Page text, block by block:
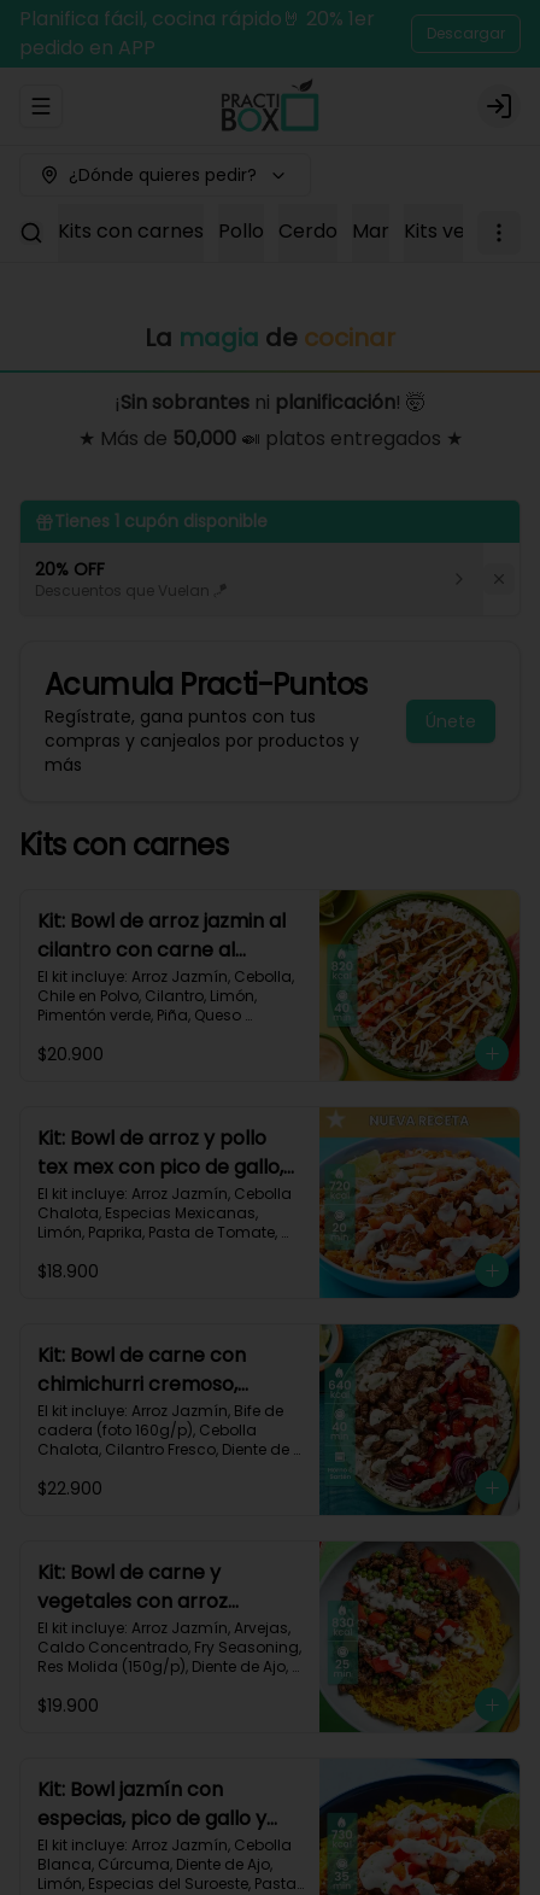
Planifica fácil, cocina rápido🤘 20% 1er
pedido en APP
Descargar
Abrir menu de navegación Login
¿Dónde quieres pedir?
Kits con carnes Pollo Cerdo Mar Kits
La magia de cocinar
¡Sin sobrantes ni planificación! 🤯
★ Más de 50,000🍛 platos entregados ★
Tienes 1 cupón disponible
20% OFF
Descuentos que Vuelan 🪁
Acumula Practi-Puntos
Regístrate, gana puntos con tus
compras y canjealos por productos y
más
Únete
Kits con carnes
Kit: Bowl de arroz jazmin al
cilantro con carne al
pastor y pico de gallo-84
El kit incluye: Arroz Jazmín, Cebolla,
Chile en Polvo, Cilantro, Limón,
Pimentón verde, Piña, Queso
(150g/p), Sour Cream, Tomate,
Grasas 46g | Proteínas 30g
$20.900
Kit: Bowl de arroz y pollo
tex mex con pico de gallo,
queso y sour cream-147
El kit incluye: Arroz Jazmín, Cebolla
Chalota, Especias Mexicanas,
Limón, Paprika, Pasta de Tomate,
Sour Cream, Tomate, Receta
Grasas 25g | Proteínas 41g
$18.900
Kit: Bowl de carne con
chimichurri cremoso,
pimentón y tomate-115
El kit incluye: Arroz Jazmín, Bife de
cadera (foto 160g/p), Cebolla
Chalota, Cilantro Fresco, Diente de
Suroeste, Pimentón Rojo, Sour
Proteínas 44g
$22.900
Kit: Bowl de carne y
vegetales con arroz
dorado-94
El kit incluye: Arroz Jazmín, Arvejas,
Caldo Concentrado, Fry Seasoning,
Res Molida (150g/p), Diente de Ajo,
Rojo, Receta Impresa.
$19.900
Kit: Bowl jazmín con
especias, pico de gallo y
crema de limón-82
El kit incluye: Arroz Jazmín, Cebolla
Blanca, Cúrcuma, Diente de Ajo,
Limón, Especias del Suroeste, Pasta